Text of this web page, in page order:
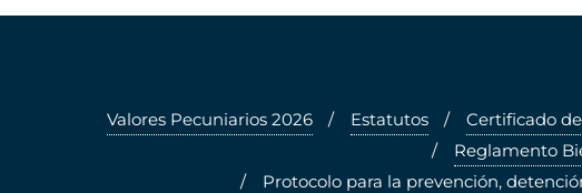
Valores Pecuniarios 2026 Estatutos Certificado
Reglamento
Protocolo para la prevención,